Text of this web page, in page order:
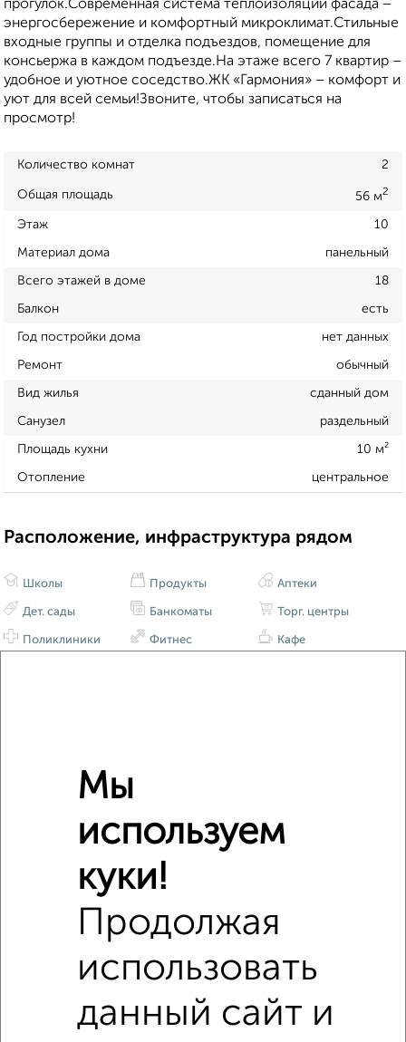
прогулок.Современная система теплоизоляции фасада –
энергосбережение и комфортный микроклимат.Стильные
входные группы и отделка подъездов, помещение для
консьержа в каждом подъезде.На этаже всего 7 квартир –
удобное и уютное соседство.ЖК «Гармония» – комфорт и
уют для всей семьи!Звоните, чтобы записаться на
просмотр!
Количество комнат 2
Общая площадь 56 м2
Этаж 10
Материал дома панельный
Всего этажей в доме 18
Балкон есть
Год постройки дома нет данных
Ремонт обычный
Вид жилья сданный дом
Санузел раздельный
Площадь кухни 10 м²
Отопление центральное
Расположение, инфраструктура рядом
Школы
Дет. сады
Поликлиники
Продукты
Банкоматы
Фитнес
Аптеки
Торг. центры
Кафе
Сравнение средних цен
Мы
используем
куки!
Продолжая
использовать
данный сайт и